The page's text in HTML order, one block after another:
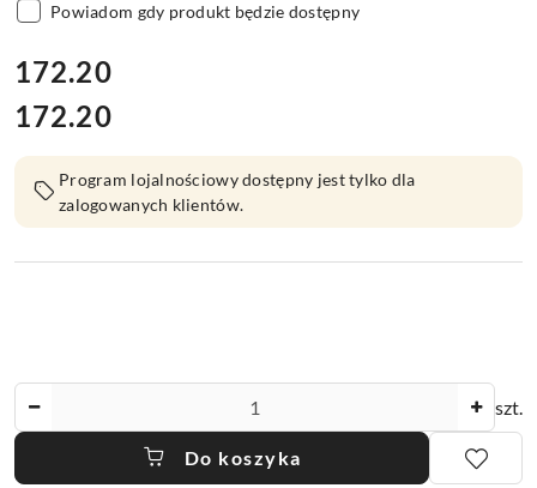
Powiadom gdy produkt będzie dostępny
cena:
172.20
Cena:
172.20
Program lojalnościowy dostępny jest tylko dla
zalogowanych klientów.
szt.
Do koszyka